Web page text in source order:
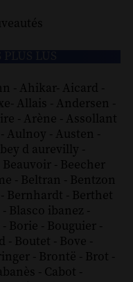
- Ahikar- Aicard -
- Allais - Andersen -
- Arène - Assollant
- Aulnoy - Austen -
d aurevilly -
Beauvoir - Beecher
- Beltran - Bentzon
- Bernhardt - Berthet
- Blasco ibanez -
- Borie - Bouguier -
- Boutet - Bove -
- Brontë - Brot -
- Cabot -